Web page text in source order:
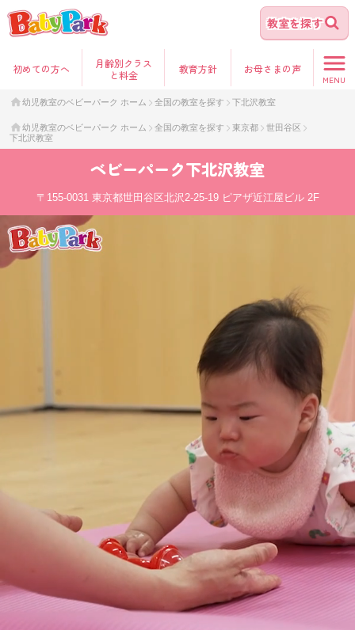
教室を探す
初めての方へ
月齢別クラス
と料金
教育方針 お母さまの声
MENU
幼児教室のベビーパーク ホーム 全国の教室を探す 下北沢教室
幼児教室のベビーパーク ホーム 全国の教室を探す 東京都
世田谷区
下北沢教室
ベビーパーク下北沢教室
〒155-0031 東京都世田谷区北沢2-25-19 ピアザ近江屋ビル 2F